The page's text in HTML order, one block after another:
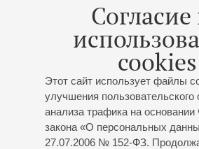
Согласие
cookies
Этот сайт использует файлы
улучшения пользовательского
анализа трафика на основании
закона «О персональных
27.07.2006 № 152-ФЗ.
Орф. «Кармина
Концерт 4-го абонемента «
симфонический оркестр
К 95-летию основания коллектива
Академический симфонический
филармонии
Хор Санкт-Петербургского
университета